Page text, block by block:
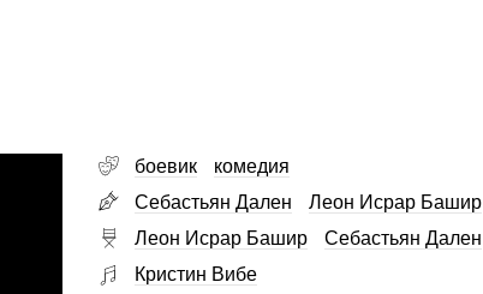
боевик
комедия
Себастьян Дален
Леон Исрар Башир
Леон Исрар Башир
Себастьян Дален
Кристин Вибе